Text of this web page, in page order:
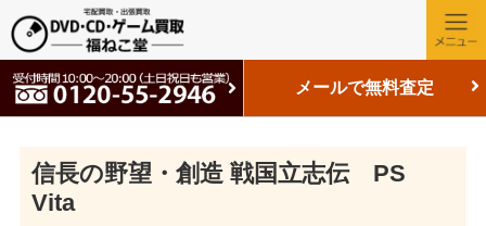
メールで無料査定
信長の野望・創造 戦国立志伝 PS
Vita